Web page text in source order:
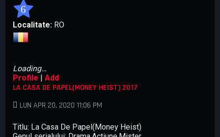
6
Localitate: RO
Loading…
Profile |Add
LA CASA DE PAPEL(MONEY HEIST) 2017
LUN APR 20, 2020 11:06 PM
Titlu: La Casa De Papel(Money Heist)